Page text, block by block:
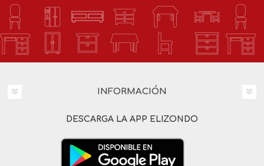
INFORMACIÓN
DESCARGA LA APP ELIZONDO